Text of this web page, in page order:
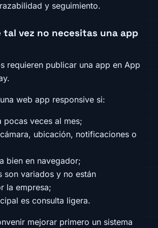
y seguimiento.
tal vez no necesitas una app
requieren publicar una app en App
web app responsive si:
pocas veces al mes;
ubicación, notificaciones o
bien en navegador;
son variados y no están
la empresa;
es consulta ligera.
mejorar primero un sistema